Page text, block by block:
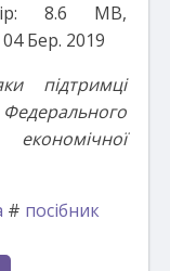
8.6 MB,
Бер. 2019
підтримці
# посібник